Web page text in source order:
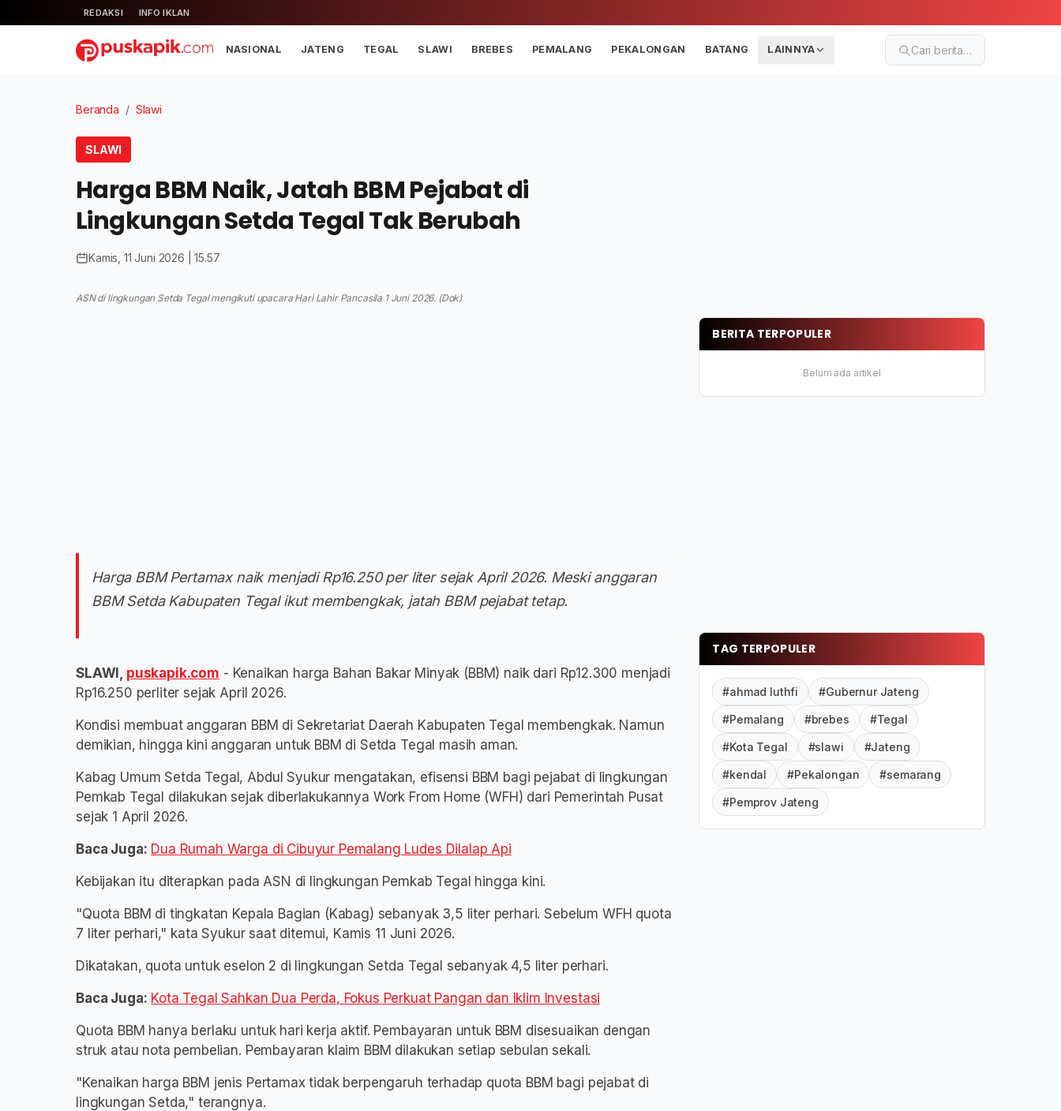
REDAKSI INFO IKLAN
NASIONAL JATENG TEGAL SLAWI BREBES PEMALANG PEKALONGAN BATANG LAINNYA Cari berita…
Beranda / Slawi
SLAWI
Harga BBM Naik, Jatah BBM Pejabat di
Lingkungan Setda Tegal Tak Berubah
Kamis, 11 Juni 2026 | 15.57
ASN di lingkungan Setda Tegal mengikuti upacara Hari Lahir Pancasila 1 Juni 2026. (Dok)
Harga BBM Pertamax naik menjadi Rp16.250 per liter sejak April 2026. Meski anggaran
BBM Setda Kabupaten Tegal ikut membengkak, jatah BBM pejabat tetap.
SLAWI, puskapik.com - Kenaikan harga Bahan Bakar Minyak (BBM) naik dari Rp12.300 menjadi
Rp16.250 perliter sejak April 2026.
Kondisi membuat anggaran BBM di Sekretariat Daerah Kabupaten Tegal membengkak. Namun
demikian, hingga kini anggaran untuk BBM di Setda Tegal masih aman.
Kabag Umum Setda Tegal, Abdul Syukur mengatakan, efisensi BBM bagi pejabat di lingkungan
Pemkab Tegal dilakukan sejak diberlakukannya Work From Home (WFH) dari Pemerintah Pusat
sejak 1 April 2026.
Baca Juga: Dua Rumah Warga di Cibuyur Pemalang Ludes Dilalap Api
Kebijakan itu diterapkan pada ASN di lingkungan Pemkab Tegal hingga kini.
"Quota BBM di tingkatan Kepala Bagian (Kabag) sebanyak 3,5 liter perhari. Sebelum WFH quota
7 liter perhari," kata Syukur saat ditemui, Kamis 11 Juni 2026.
Dikatakan, quota untuk eselon 2 di lingkungan Setda Tegal sebanyak 4,5 liter perhari.
Baca Juga: Kota Tegal Sahkan Dua Perda, Fokus Perkuat Pangan dan Iklim Investasi
Quota BBM hanya berlaku untuk hari kerja aktif. Pembayaran untuk BBM disesuaikan dengan
struk atau nota pembelian. Pembayaran klaim BBM dilakukan setiap sebulan sekali.
"Kenaikan harga BBM jenis Pertamax tidak berpengaruh terhadap quota BBM bagi pejabat di
lingkungan Setda," terangnya.
BERITA TERPOPULER
Belum ada artikel
TAG TERPOPULER
#ahmad luthfi #Gubernur Jateng
#Pemalang #brebes #Tegal
#Kota Tegal #slawi #Jateng
#kendal #Pekalongan #semarang
#Pemprov Jateng